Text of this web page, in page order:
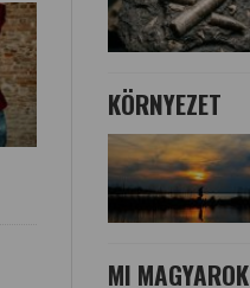
KÖRNYEZET
MI MAGYAROK